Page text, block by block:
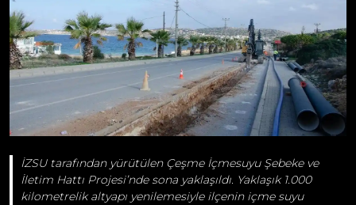
İZSU tarafından yürütülen Çeşme İçmesuyu Şebeke ve
İletim Hattı Projesi’nde sona yaklaşıldı. Yaklaşık 1.000
kilometrelik altyapı yenilemesiyle ilçenin içme suyu